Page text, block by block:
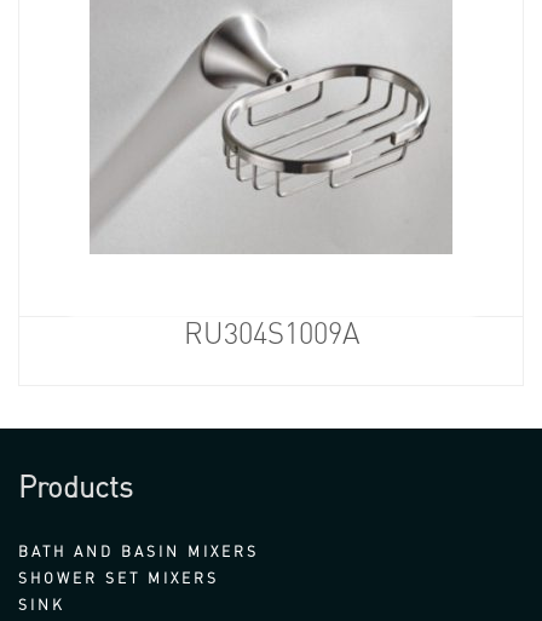
RU304S1009A
Products
BATH AND BASIN MIXERS
SHOWER SET MIXERS
SINK